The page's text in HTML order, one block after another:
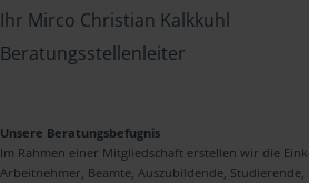
Ihr Mirco Christian Kalkkuhl
Beratungsstellenleiter
Unsere Beratungsbefugnis
Im Rahmen einer Mitgliedschaft erstellen wir die
Arbeitnehmer, Beamte, Auszubildende,